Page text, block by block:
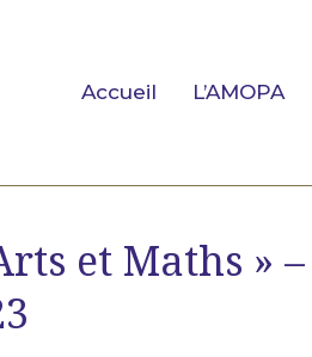
Accueil L’AMOPA
et Maths »